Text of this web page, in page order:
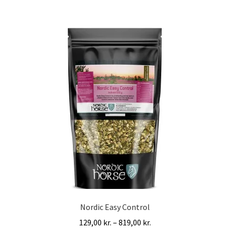
Mulighederne
kan
vælges
på
varesiden
Nordic Easy Control
129,00 kr. – 819,00 kr.